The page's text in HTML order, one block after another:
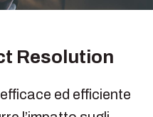
Resolution
ed efficiente